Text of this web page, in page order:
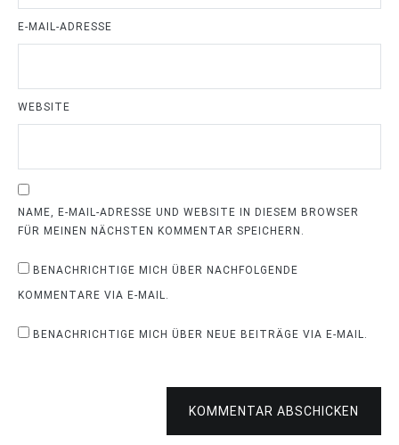
E-MAIL-ADRESSE
WEBSITE
NAME, E-MAIL-ADRESSE UND WEBSITE IN DIESEM BROWSER
FÜR MEINEN NÄCHSTEN KOMMENTAR SPEICHERN.
BENACHRICHTIGE MICH ÜBER NACHFOLGENDE
KOMMENTARE VIA E-MAIL.
BENACHRICHTIGE MICH ÜBER NEUE BEITRÄGE VIA E-MAIL.
KOMMENTAR ABSCHICKEN